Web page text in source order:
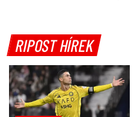
RIPOST HÍREK